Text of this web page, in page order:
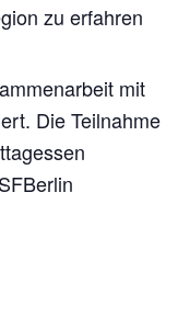
zu erfahren
mit
Die Teilnahme